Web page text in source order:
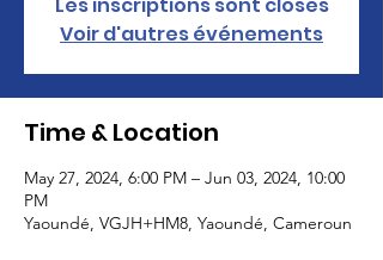
Voir d'autres événements
Time & Location
May 27, 2024, 6:00 PM – Jun 03, 2024, 10:00
PM
Yaoundé, VGJH+HM8, Yaoundé, Cameroun